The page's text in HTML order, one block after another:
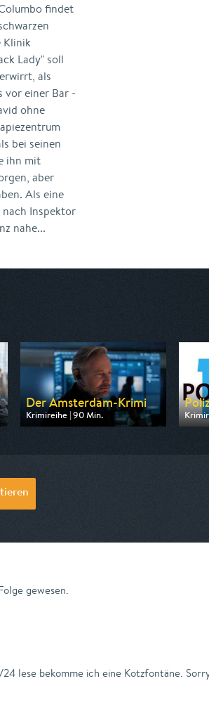
findet
Klinik
Lady" soll
als
vor einer Bar -
ohne
bei seinen
ihn mit
aber
Als eine
nach Inspektor
nahe...
Der Amsterdam-Krimi
Krimireihe | 90 Min.
Ausgestrahlt von ARD
gewesen.
lese bekomme ich eine Kotzfontäne.